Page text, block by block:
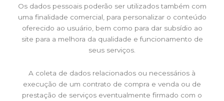
Os dados pessoais poderão ser utilizados também com
uma finalidade comercial, para personalizar o conteúdo
oferecido ao usuário, bem como para dar subsídio ao
site para a melhora da qualidade e funcionamento de
seus serviços.
A coleta de dados relacionados ou necessários à
execução de um contrato de compra e venda ou de
prestação de serviços eventualmente firmado com o